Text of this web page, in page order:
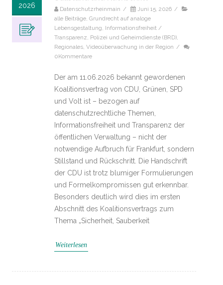
2026
Datenschutzrheinmain / Juni 15, 2026 /
alle Beiträge, Grundrecht auf analoge
Lebensgestaltung, Informationsfreiheit /
Transparenz, Polizei und Geheimdienste (BRD),
Regionales, Videoüberwachung in der Region /
0Kommentare
Der am 11.06.2026 bekannt gewordenen
Koalitionsvertrag von CDU, Grünen, SPD
und Volt ist – bezogen auf
datenschutzrechtliche Themen,
Informationsfreiheit und Transparenz der
öffentlichen Verwaltung – nicht der
notwendige Aufbruch für Frankfurt, sondern
Stillstand und Rückschritt. Die Handschrift
der CDU ist trotz blumiger Formulierungen
und Formelkompromissen gut erkennbar.
Besonders deutlich wird dies im ersten
Abschnitt des Koalitionsvertrags zum
Thema „Sicherheit, Sauberkeit
Weiterlesen